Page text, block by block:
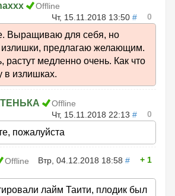
Offline
Чт, 15.11.2018 13:50 # 0
Выращиваю для себя, но
излишки, предлагаю желающим.
растут медленно очень. Как что
в излишках.
Offline
Чт, 15.11.2018 22:13 # 0
пожалуйста
Offline Втр, 04.12.2018 18:58 # 1
лайм Таити, плодик был